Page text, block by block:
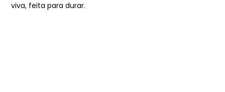
viva, feita para durar.